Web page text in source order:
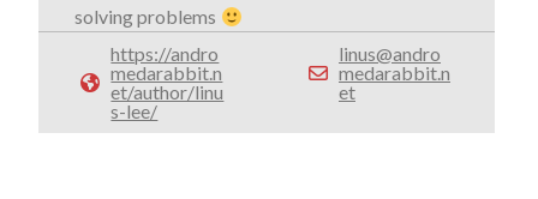
solving problems
https://andro
medarabbit.n
et/author/linu
s-lee/
linus@andro
medarabbit.n
et